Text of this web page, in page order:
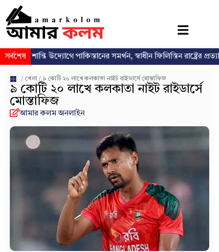
সর্বশেষউদ্যোগে পাকিস্তানের সমর্থন, স্বাধীন ফিলিস্তিন রাষ্ট্রের প্রত্যাশা
/ খেলা / ৯ কোটি ২০ লাখে কলকাতা নাইট রাইডার্সে মোস্তাফিজ
৯ কোটি ২০ লাখে কলকাতা নাইট রাইডার্সে
মোস্তাফিজ
আমার কলম অনলাইন